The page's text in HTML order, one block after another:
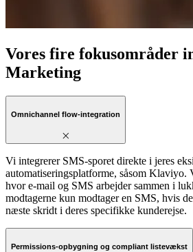
Vores fire fokusområder
Marketing
Omnichannel flow-integration
Vi integrerer SMS-sporet direkte i jeres
automatiseringsplatforme, såsom
hvor e-mail og SMS arbejder sammen i
modtagerne kun modtager en SMS, hvis
næste skridt i deres specifikke kunderejse.
Permissions-opbygning og compliant listevækst